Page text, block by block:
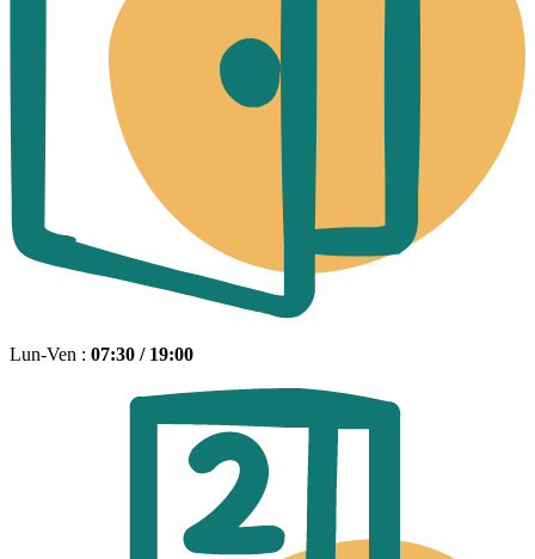
Lun-Ven : 07:30 / 19:00